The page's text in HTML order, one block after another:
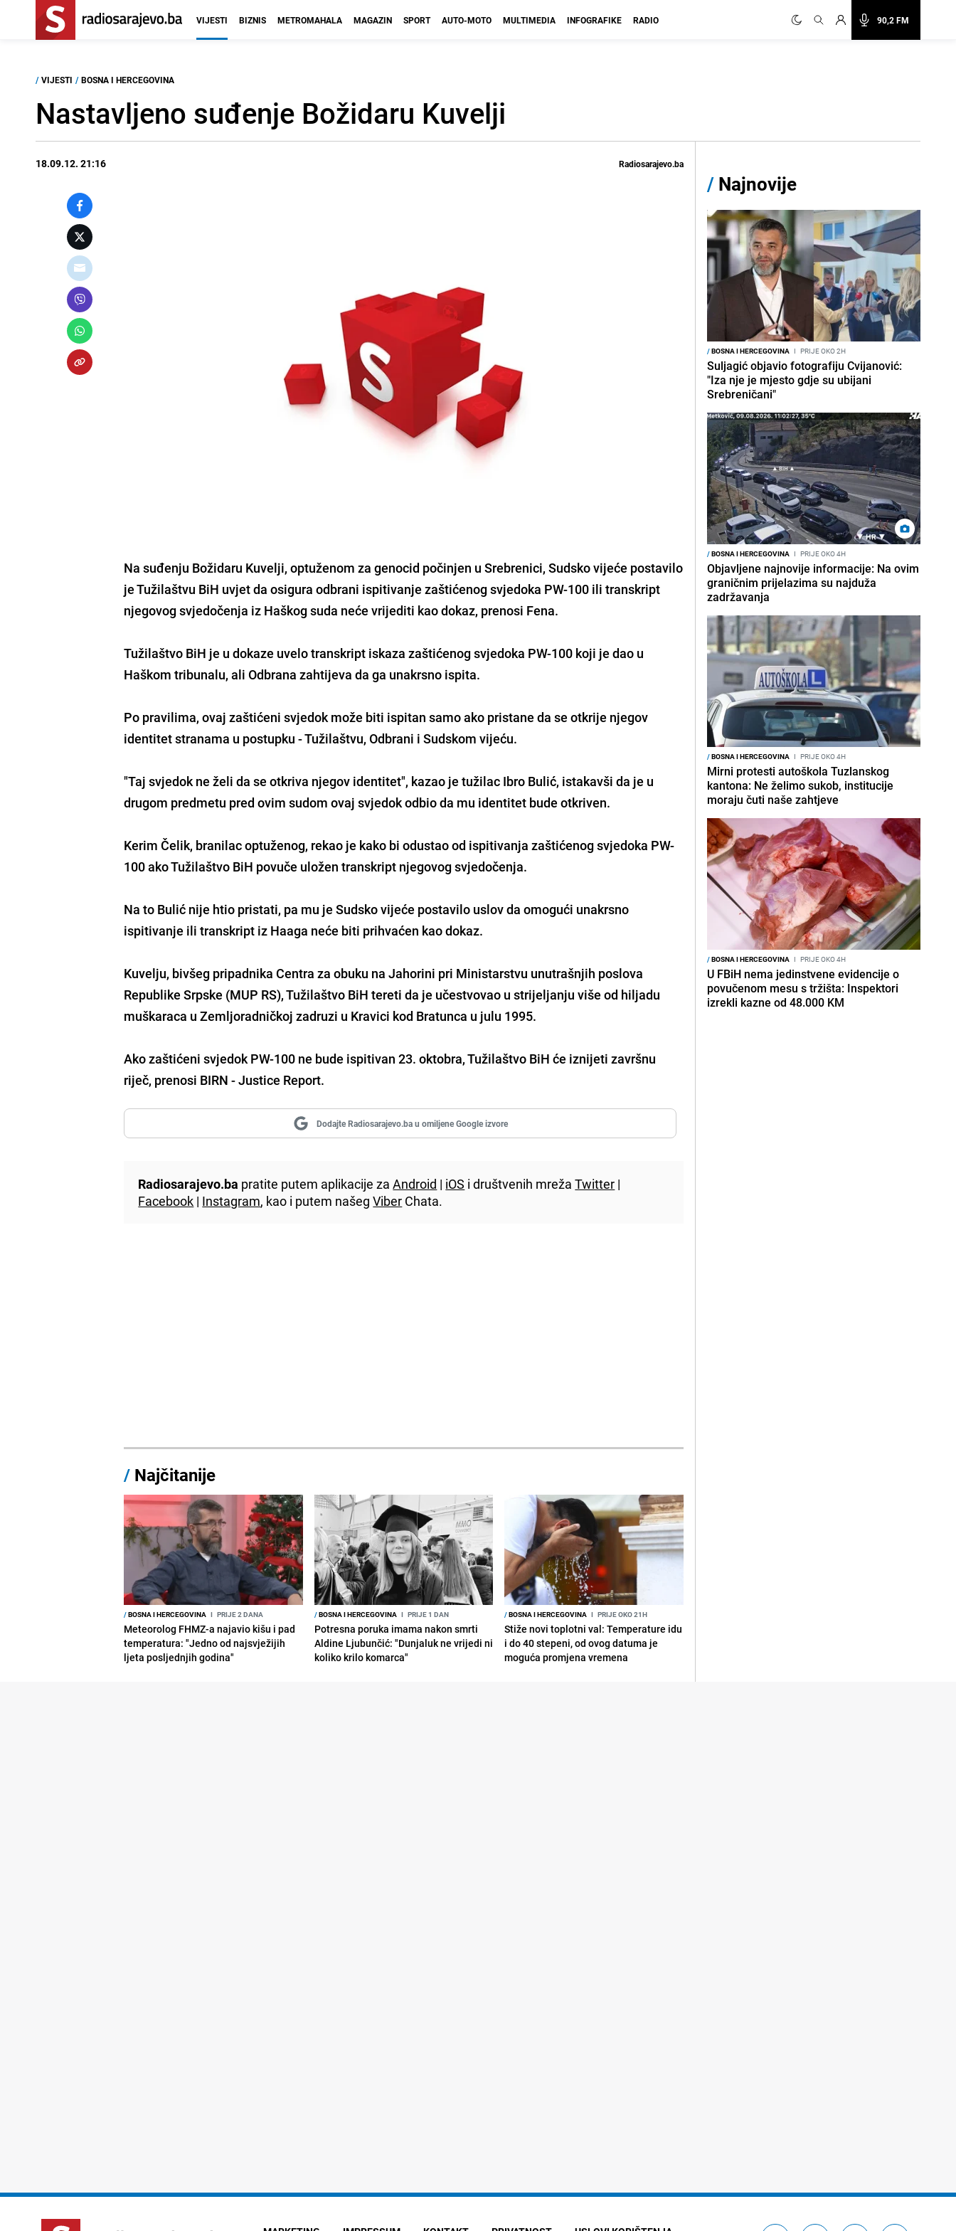
90,2 FM
VIJESTI BIZNIS METROMAHALA MAGAZIN SPORT AUTO-MOTO MULTIMEDIA INFOGRAFIKE RADIO
/ VIJESTI / BOSNA I HERCEGOVINA
Nastavljeno suđenje Božidaru Kuvelji
18.09.12. 21:16 Radiosarajevo.ba
Na suđenju Božidaru Kuvelji, optuženom za genocid počinjen uSrebrenici, Sudsko vijeće postavilo
jeTužilaštvu BiH uvjet da osigura odbrani ispitivanje zaštićenog svjedoka PW-100 ili transkript
njegovog svjedočenja iz Haškog suda neće vrijediti kao dokaz, prenosi Fena.
Tužilaštvo BiH je u dokaze uvelo transkript iskaza zaštićenog svjedoka PW-100 koji je dao u
Haškom tribunalu, ali Odbrana zahtijeva da ga unakrsno ispita.
Po pravilima, ovaj zaštićeni svjedok može biti ispitan samo ako pristane da se otkrije njegov
identitet stranama u postupku - Tužilaštvu, Odbrani i Sudskom vijeću.
"Taj svjedok ne želi da se otkriva njegov identitet", kazao je tužilac Ibro Bulić, istakavši da je u
drugom predmetu pred ovim sudom ovaj svjedok odbio da mu identitet bude otkriven.
Kerim Čelik, branilac optuženog, rekao je kako bi odustao od ispitivanja zaštićenog svjedoka PW-
100 ako Tužilaštvo BiH povuče uložen transkript njegovog svjedočenja.
Na to Bulić nije htio pristati, pa mu je Sudsko vijeće postavilo uslov da omogući unakrsno
ispitivanje ili transkript iz Haaga neće biti prihvaćen kao dokaz.
Kuvelju, bivšeg pripadnikaCentra za obuku na Jahorini pri Ministarstvu unutrašnjih poslova
Republike Srpske (MUP RS), Tužilaštvo BiH tereti da je učestvovao u strijeljanju više od hiljadu
muškaraca uZemljoradničkoj zadruzi u Kravici kod Bratunca u julu 1995.
Ako zaštićeni svjedok PW-100 ne bude ispitivan 23. oktobra, Tužilaštvo BiH će iznijeti završnu
riječ, prenosi BIRN - Justice Report.
Dodajte Radiosarajevo.ba u omiljene Google izvore
Radiosarajevo.ba pratite putem aplikacije zaAndroid | iOS i društvenih mrežaTwitter |
Facebook | Instagram, kao i putem našegViber Chata.
/ Najčitanije
/BOSNA I HERCEGOVINA I PRIJE 2 DANA
Meteorolog FHMZ-a najavio kišu i pad
temperatura: "Jedno od najsvježijih
ljeta posljednjih godina"
/BOSNA I HERCEGOVINA I PRIJE 1 DAN
Potresna poruka imama nakon smrti
Aldine Ljubunčić: "Dunjaluk ne vrijedi ni
koliko krilo komarca"
/BOSNA I HERCEGOVINA I PRIJE OKO 21H
Stiže novi toplotni val: Temperature idu
i do 40 stepeni, od ovog datuma je
moguća promjena vremena
/ Najnovije
/BOSNA I HERCEGOVINA I PRIJE OKO 2H
Suljagić objavio fotografiju Cvijanović:
"Iza nje je mjesto gdje su ubijani
Srebreničani"
/BOSNA I HERCEGOVINA I PRIJE OKO 4H
Objavljene najnovije informacije: Na ovim
graničnim prijelazima su najduža
zadržavanja
/BOSNA I HERCEGOVINA I PRIJE OKO 4H
Mirni protesti autoškola Tuzlanskog
kantona: Ne želimo sukob, institucije
moraju čuti naše zahtjeve
/BOSNA I HERCEGOVINA I PRIJE OKO 4H
U FBiH nema jedinstvene evidencije o
povučenom mesu s tržišta: Inspektori
izrekli kazne od 48.000 KM